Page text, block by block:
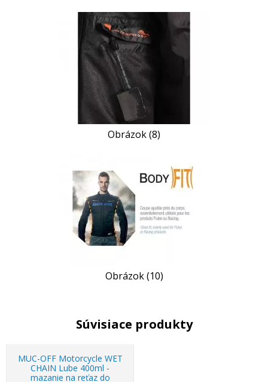
Obrázok (8)
Obrázok (10)
Súvisiace produkty
MUC-OFF Motorcycle WET
CHAIN Lube 400ml -
mazanie na reťaz do